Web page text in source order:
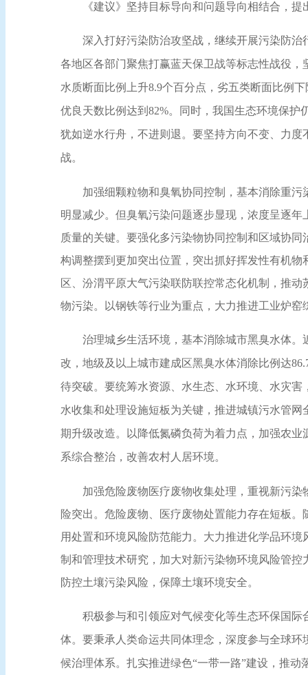
《建议》坚持目标导向和问题导向相结合，提
深入打好污染防治攻坚战，继续开展污染防治
各地区各部门聚焦打赢蓝天保卫战等标志性战役
水质断面比例上升8.9个百分点，劣五类断面比例
优良天数比例达到82%。同时，我国生态环境保
犹如逆水行舟，不进则退。要坚持方向不变、力
战。
加强细颗粒物和臭氧协同控制，基本消除重污
明显减少。但臭氧污染问题逐步显现，浓度呈逐
质量的关键。要强化多污染物协同控制和区域协
构调整摆到更加突出位置，突出抓好挥发性有机
区、汾渭平原大气污染联防联控常态化机制，推
物污染。以钢铁等行业为重点，大力推进工业炉
治理城乡生活环境，基本消除城市黑臭水体。
改，地级及以上城市建成区黑臭水体消除比例达
待突破。要统筹水资源、水生态、水环境、水灾
水收集和处理设施短板为关键，推进城镇污水管
期升级改造。以降低氮磷负荷为着力点，加强农
系综合整治，改善农村人居环境。
加强危险废物医疗废物收集处理，重视新污染
险突出。危险废物、医疗废物处置能力存在短板
用处置和环境风险防范能力。大力推进化学品环
制和管理技术研究，加大对新污染物环境风险管
防控土壤污染风险，保障土壤环境安全。
积极参与和引领应对气候变化等生态环保国际
体。要秉承人类命运共同体理念，深度参与全球
候治理体系。扎实推进绿色“一带一路”建设，推动